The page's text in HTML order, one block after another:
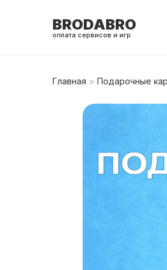
BRODABRO
оплата сервисов и игр
Главная > Подарочные